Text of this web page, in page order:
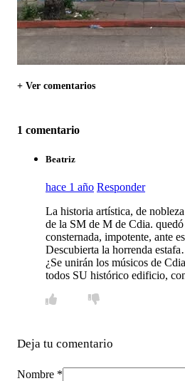
+ Ver comentarios
1 comentario
Beatriz
hace 1 año Responder
La historia artística, de
de la SM de M de Cdia.
consternada, impotente, ante
Descubierta la horrenda
¿Se unirán los músicos de
todos SU histórico edificio,
Deja tu comentario
Nombre *